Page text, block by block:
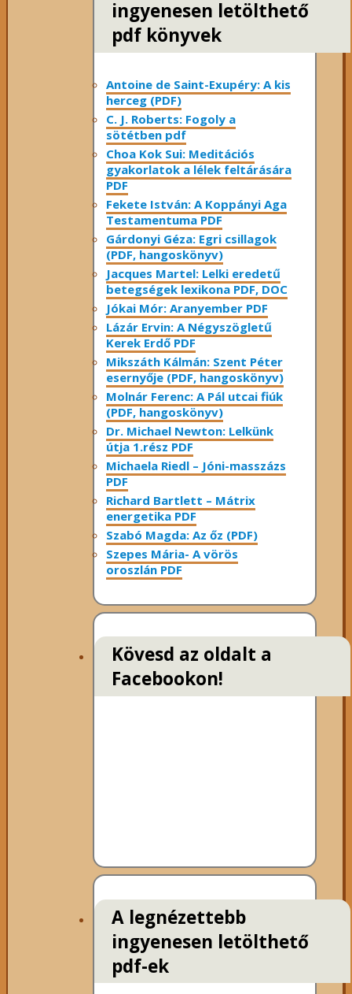
ingyenesen letölthető
pdf könyvek
Antoine de Saint-Exupéry: A kis
herceg (PDF)
C. J. Roberts: Fogoly a
sötétben pdf
Choa Kok Sui: Meditációs
gyakorlatok a lélek feltárására
PDF
Fekete István: A Koppányi Aga
Testamentuma PDF
Gárdonyi Géza: Egri csillagok
(PDF, hangoskönyv)
Jacques Martel: Lelki eredetű
betegségek lexikona PDF, DOC
Jókai Mór: Aranyember PDF
Lázár Ervin: A Négyszögletű
Kerek Erdő PDF
Mikszáth Kálmán: Szent Péter
esernyője (PDF, hangoskönyv)
Molnár Ferenc: A Pál utcai fiúk
(PDF, hangoskönyv)
Dr. Michael Newton: Lelkünk
útja 1.rész PDF
Michaela Riedl – Jóni-masszázs
PDF
Richard Bartlett – Mátrix
energetika PDF
Szabó Magda: Az őz (PDF)
Szepes Mária- A vörös
oroszlán PDF
Kövesd az oldalt a
Facebookon!
A legnézettebb
ingyenesen letölthető
pdf-ek